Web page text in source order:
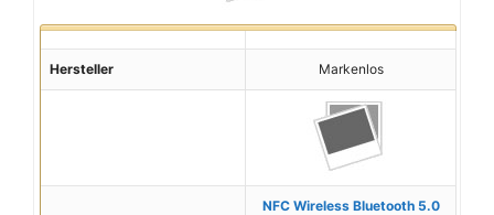
Hersteller Markenlos
NFC Wireless Bluetooth 5.0